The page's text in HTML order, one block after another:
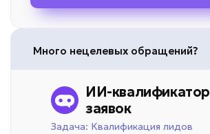
Много нецелевых обращений?
ИИ-квалификатор
заявок
Задача: Квалификация лидов